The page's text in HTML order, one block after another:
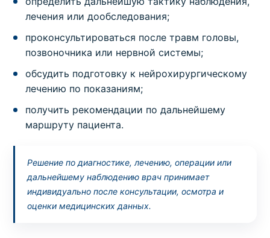
лечения или дообследования;
проконсультироваться после травм головы,
позвоночника или нервной системы;
обсудить подготовку к нейрохирургическому
лечению по показаниям;
получить рекомендации по дальнейшему
маршруту пациента.
Решение по диагностике, лечению, операции или
дальнейшему наблюдению врач принимает
индивидуально после консультации, осмотра и
оценки медицинских данных.